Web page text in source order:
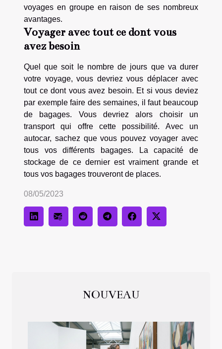
voyages en groupe en raison de ses nombreux
avantages.
Voyager avec tout ce dont vous
avez besoin
Quel que soit le nombre de jours que va durer
votre voyage, vous devriez vous déplacer avec
tout ce dont vous avez besoin. Et si vous deviez
par exemple faire des semaines, il faut beaucoup
de bagages. Vous devriez alors choisir un
transport qui offre cette possibilité. Avec un
autocar, sachez que vous pouvez voyager avec
tous vos différents bagages. La capacité de
stockage de ce dernier est vraiment grande et
tous vos bagages trouveront de places.
08/05/2023
NOUVEAU